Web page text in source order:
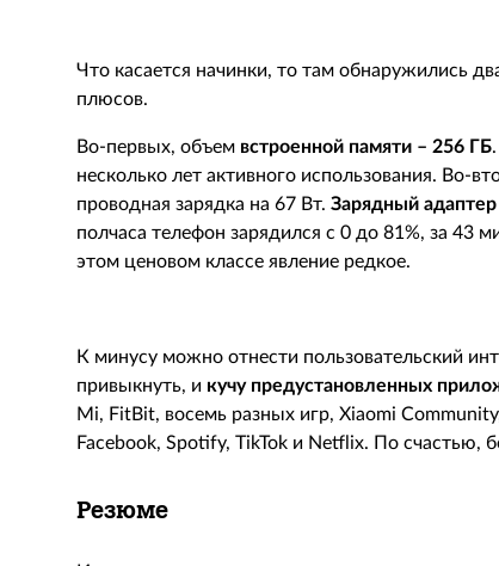
Что касается начинки, то там обнаружились
плюсов.
Во-первых, объем встроенной памяти – 256 ГБ
несколько лет активного использования. Во-
проводная зарядка на 67 Вт. Зарядный адаптер
полчаса телефон зарядился с 0 до 81%, за 43
этом ценовом классе явление редкое.
К минусу можно отнести пользовательский
привыкнуть, и кучу предустановленных
Mi, FitBit, восемь разных игр, Xiaomi
Facebook, Spotify, TikTok и Netflix. По счастью,
Резюме